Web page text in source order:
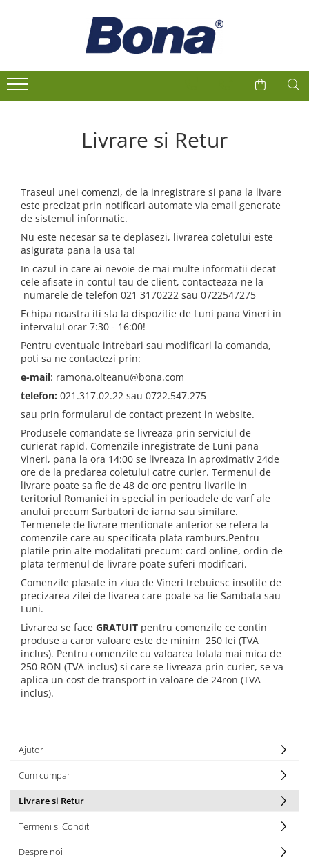
Livrare si Retur
Traseul unei comenzi, de la inregistrare si pana la livare
este precizat prin notificari automate via email generate
de sistemul informatic.
Nu este necesar sa te deplasezi, livrarea coletului este
asigurata pana la usa ta!
In cazul in care ai nevoie de mai multe informatii decat
cele afisate in contul tau de client, contacteaza-ne la
numarele de telefon 021 3170222 sau 0722547275
Echipa noastra iti sta la dispozitie de Luni pana Vineri in
intervalul orar 7:30 - 16:00!
Pentru eventuale intrebari sau modificari la comanda,
poti sa ne contactezi prin:
e-mail: ramona.olteanu@bona.com
telefon: 021.317.02.22 sau 0722.547.275
sau prin formularul de contact prezent in website.
Produsele comandate se livreaza prin serviciul de
curierat rapid. Comenzile inregistrate de Luni pana
Vineri, pana la ora 14:00 se livreaza in aproximativ 24de
ore de la predarea coletului catre curier. Termenul de
livrare poate sa fie de 48 de ore pentru livarile in
teritoriul Romaniei in special in perioadele de varf ale
anului precum Sarbatori de iarna sau similare.
Termenele de livrare mentionate anterior se refera la
comenzile care au specificata plata ramburs.Pentru
platile prin alte modalitati precum: card online, ordin de
plata termenul de livrare poate suferi modificari.
Comenzile plasate in ziua de Vineri trebuiesc insotite de
precizarea zilei de livarea care poate sa fie Sambata sau
Luni.
Livrarea se face GRATUIT pentru comenzile ce contin
produse a caror valoare este de minim 250 lei (TVA
inclus). Pentru comenzile cu valoarea totala mai mica de
250 RON (TVA inclus) si care se livreaza prin curier, se va
aplica un cost de transport in valoare de 24ron (TVA
inclus).
Ajutor
Cum cumpar
Livrare si Retur
Termeni si Conditii
Despre noi